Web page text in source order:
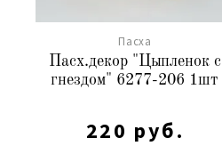
Пасха
Пасх.декор "Цыпленок с
гнездом" 6277-206 1шт
220 руб.